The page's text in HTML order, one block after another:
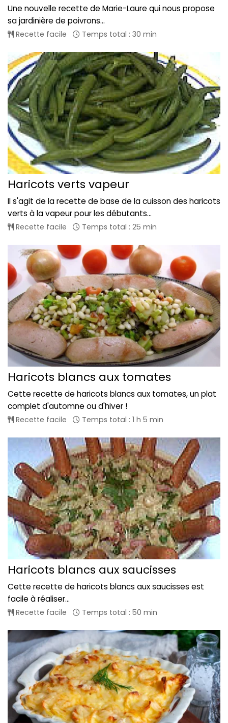
Une nouvelle recette de Marie-Laure qui nous propose
sa jardinière de poivrons...
Recette facile Temps total : 30 min
Haricots verts vapeur
Il s'agit de la recette de base de la cuisson des haricots
verts à la vapeur pour les débutants...
Recette facile Temps total : 25 min
Haricots blancs aux tomates
Cette recette de haricots blancs aux tomates, un plat
complet d'automne ou d'hiver !
Recette facile Temps total : 1 h 5 min
Haricots blancs aux saucisses
Cette recette de haricots blancs aux saucisses est
facile à réaliser...
Recette facile Temps total : 50 min